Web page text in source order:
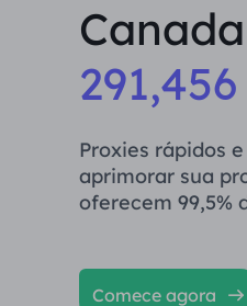
291,456
Proxies rápidos
aprimorar sua
oferecem 99,5%
Comece agora